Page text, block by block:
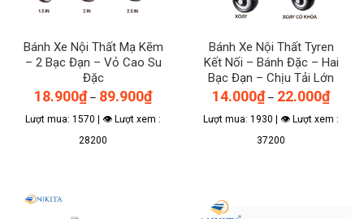
Bánh Xe Nội Thất Mạ Kẽm
– 2 Bạc Đạn – Vỏ Cao Su
Đặc
18.900₫ – 89.900₫Khoảng
giá:
từ
18.900₫
Lượt mua: 1570 | 👁 Lượt xem :
28200
Bánh Xe Nội Thất Tyren
Kết Nối – Bánh Đặc – Hai
Bạc Đạn – Chịu Tải Lớn
14.000₫ – 22.000₫giá:
từ
Lượt mua: 1930 | 👁 Lượt xem :
37200